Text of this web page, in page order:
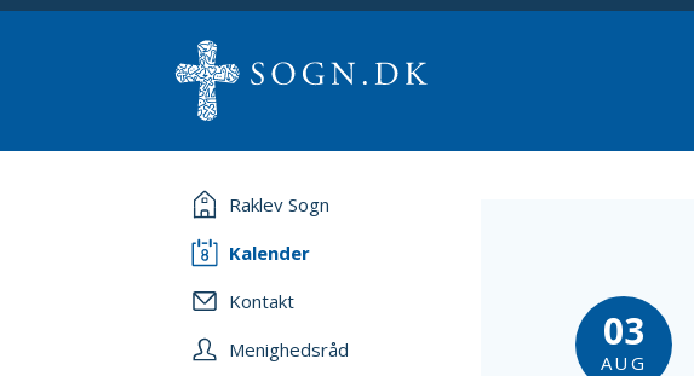
Raklev Sogn
Kalender
Kontakt
Menighedsråd
03
AUG